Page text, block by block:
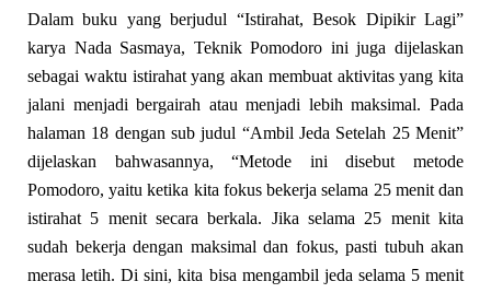
Dalam buku yang berjudul “Istirahat, Besok Dipikir Lagi”
karya Nada Sasmaya, Teknik Pomodoro ini juga dijelaskan
sebagai waktu istirahat yang akan membuat aktivitas yang kita
jalani menjadi bergairah atau menjadi lebih maksimal. Pada
halaman 18 dengan sub judul “Ambil Jeda Setelah 25 Menit”
dijelaskan bahwasannya, “Metode ini disebut metode
Pomodoro, yaitu ketika kita fokus bekerja selama 25 menit dan
istirahat 5 menit secara berkala. Jika selama 25 menit kita
sudah bekerja dengan maksimal dan fokus, pasti tubuh akan
merasa letih. Di sini, kita bisa mengambil jeda selama 5 menit